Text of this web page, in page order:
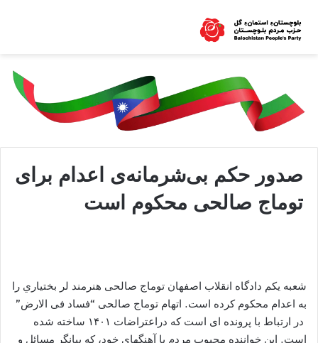
صدور حکم بی‌شرمانه‌ی اعدام برای
توماج صالحی محکوم است
شعبه یکم دادگاه انقلاب اصفهان توماج صالحی هنرمند لر بختياري را
به اعدام محکوم کرده است. اتهام توماج صالحی “فساد فی الارض”
در ارتباط با پرونده ای است که دراعتراضات ۱۴۰۱ ساخته شده
است. این خواننده محبوب مردم با آهنگهای خود، که بیانگر مسائل و